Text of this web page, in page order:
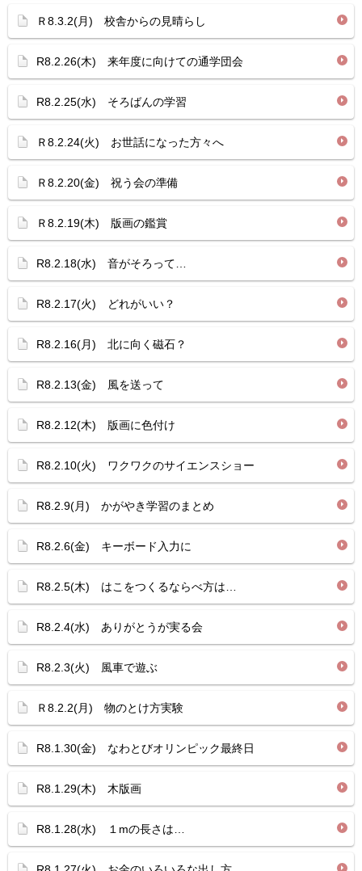
Ｒ8.3.2(月) 校舎からの見晴らし
R8.2.26(木) 来年度に向けての通学団会
R8.2.25(水) そろばんの学習
Ｒ8.2.24(火) お世話になった方々へ
Ｒ8.2.20(金) 祝う会の準備
Ｒ8.2.19(木) 版画の鑑賞
R8.2.18(水) 音がそろって…
R8.2.17(火) どれがいい？
R8.2.16(月) 北に向く磁石？
R8.2.13(金) 風を送って
R8.2.12(木) 版画に色付け
R8.2.10(火) ワクワクのサイエンスショー
R8.2.9(月) かがやき学習のまとめ
R8.2.6(金) キーボード入力に
R8.2.5(木) はこをつくるならべ方は…
R8.2.4(水) ありがとうが実る会
R8.2.3(火) 風車で遊ぶ
Ｒ8.2.2(月) 物のとけ方実験
R8.1.30(金) なわとびオリンピック最終日
R8.1.29(木) 木版画
R8.1.28(水) １mの長さは…